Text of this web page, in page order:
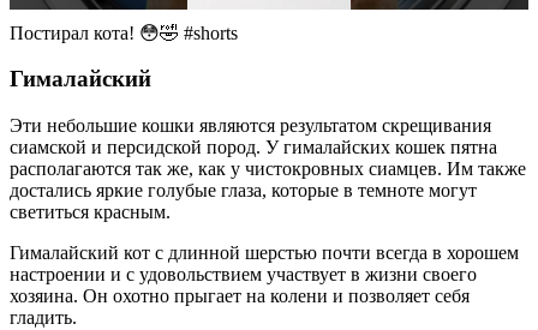
Постирал кота! 😳🤣 #shorts
Гималайский
Эти небольшие кошки являются результатом скрещивания
сиамской и персидской пород. У гималайских кошек пятна
располагаются так же, как у чистокровных сиамцев. Им также
достались яркие голубые глаза, которые в темноте могут
светиться красным.
Гималайский кот с длинной шерстью почти всегда в хорошем
настроении и с удовольствием участвует в жизни своего
хозяина. Он охотно прыгает на колени и позволяет себя
гладить.